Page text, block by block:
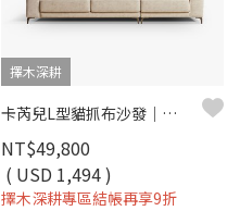
擇木深耕
卡芮兒L型貓抓布沙發｜耐磨防潑水 × 可調式頭靠 × 可拆洗布套 – 擇木深耕
NT$49,800
( USD 1,494 )
擇木深耕專區結帳再享9折